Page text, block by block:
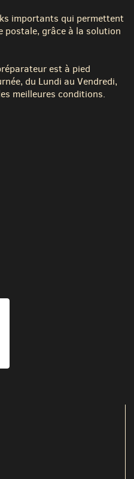
importants qui permettent
postale, grâce à la solution
est à pied
du Lundi au Vendredi,
meilleures conditions.